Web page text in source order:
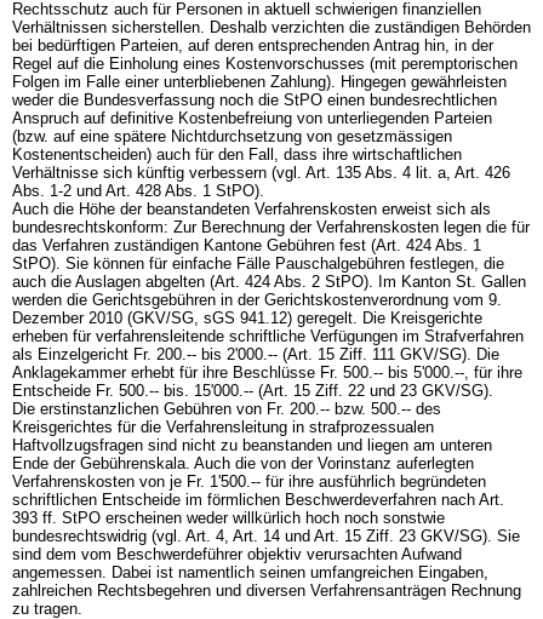
Rechtsschutz auch für Personen in aktuell schwierigen finanziellen
Verhältnissen sicherstellen. Deshalb verzichten die zuständigen Behörden
bei bedürftigen Parteien, auf deren entsprechenden Antrag hin, in der
Regel auf die Einholung eines Kostenvorschusses (mit peremptorischen
Folgen im Falle einer unterbliebenen Zahlung). Hingegen gewährleisten
weder die Bundesverfassung noch die StPO einen bundesrechtlichen
Anspruch auf definitive Kostenbefreiung von unterliegenden Parteien
(bzw. auf eine spätere Nichtdurchsetzung von gesetzmässigen
Kostenentscheiden) auch für den Fall, dass ihre wirtschaftlichen
Verhältnisse sich künftig verbessern (vgl. Art. 135 Abs. 4 lit. a, Art. 426
Abs. 1-2 und Art. 428 Abs. 1 StPO).
Auch die Höhe der beanstandeten Verfahrenskosten erweist sich als
bundesrechtskonform: Zur Berechnung der Verfahrenskosten legen die für
das Verfahren zuständigen Kantone Gebühren fest (Art. 424 Abs. 1
StPO). Sie können für einfache Fälle Pauschalgebühren festlegen, die
auch die Auslagen abgelten (Art. 424 Abs. 2 StPO). Im Kanton St. Gallen
werden die Gerichtsgebühren in der Gerichtskostenverordnung vom 9.
Dezember 2010 (GKV/SG, sGS 941.12) geregelt. Die Kreisgerichte
erheben für verfahrensleitende schriftliche Verfügungen im Strafverfahren
als Einzelgericht Fr. 200.-- bis 2'000.-- (Art. 15 Ziff. 111 GKV/SG). Die
Anklagekammer erhebt für ihre Beschlüsse Fr. 500.-- bis 5'000.--, für ihre
Entscheide Fr. 500.-- bis. 15'000.-- (Art. 15 Ziff. 22 und 23 GKV/SG).
Die erstinstanzlichen Gebühren von Fr. 200.-- bzw. 500.-- des
Kreisgerichtes für die Verfahrensleitung in strafprozessualen
Haftvollzugsfragen sind nicht zu beanstanden und liegen am unteren
Ende der Gebührenskala. Auch die von der Vorinstanz auferlegten
Verfahrenskosten von je Fr. 1'500.-- für ihre ausführlich begründeten
schriftlichen Entscheide im förmlichen Beschwerdeverfahren nach Art.
393 ff. StPO erscheinen weder willkürlich hoch noch sonstwie
bundesrechtswidrig (vgl. Art. 4, Art. 14 und Art. 15 Ziff. 23 GKV/SG). Sie
sind dem vom Beschwerdeführer objektiv verursachten Aufwand
angemessen. Dabei ist namentlich seinen umfangreichen Eingaben,
zahlreichen Rechtsbegehren und diversen Verfahrensanträgen Rechnung
zu tragen.